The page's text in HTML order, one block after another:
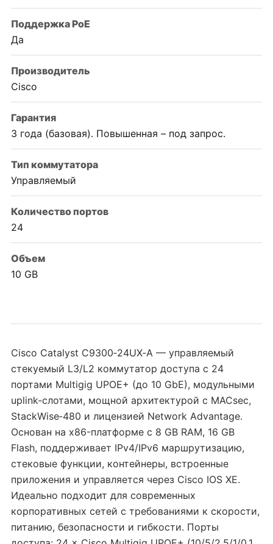
Поддержка PoE
Да
Производитель
Cisco
Гарантия
3 года (базовая). Повышенная – под запрос.
Тип коммутатора
Управляемый
Количество портов
24
Объем
10 GB
Cisco Catalyst C9300‑24UX‑A — управляемый
стекуемый L3/L2 коммутатор доступа с 24
портами Multigig UPOE+ (до 10 GbE), модульными
uplink-слотами, мощной архитектурой с MACsec,
StackWise‑480 и лицензией Network Advantage.
Основан на x86-платформе с 8 GB RAM, 16 GB
Flash, поддерживает IPv4/IPv6 маршрутизацию,
стековые функции, контейнеры, встроенные
приложения и управляется через Cisco IOS XE.
Идеально подходит для современных
корпоративных сетей с требованиями к скорости,
питанию, безопасности и гибкости. Порты